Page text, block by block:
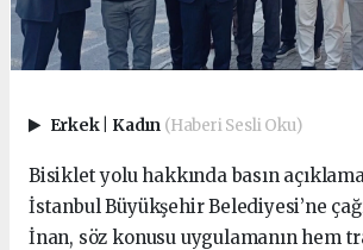
Erkek Kadın (Haberi Sesli Oku)
Bisiklet yolu hakkında basın
İstanbul Büyükşehir Belediyesi’ne
İnan, söz konusu uygulamanın hem